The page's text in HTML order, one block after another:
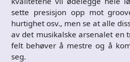
sette presisjon opp mot
hurtighet osv., men se at alle
av det musikalske arsenalet en
felt behøver å mestre og å
seg.